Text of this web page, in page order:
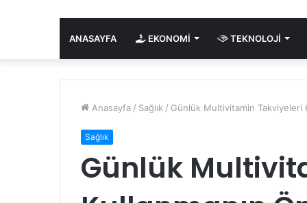
ANASAYFA EKONOMI TEKNOLOJI
Anasayfa / Sağlık / Günlük Multivitamin Takviyeleri
Sağlık
Günlük